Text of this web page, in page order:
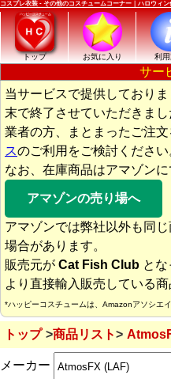
コスプレ衣装 - その他のコスチュームコーナー｜ハロウィ
トップ お気に入り 利
サー
当サービスで提供しており
末で終了させていただきまし
業者の方、まとまったご注文
スのご利用をご検討ください
なお、在庫商品はアマゾン
アマゾンの売り場へ
アマゾンでは弊社以外も同
場合があります。
販売元が Cat Fish Club と
より直接輸入販売している商
*ハッピーコスチュームは、Amazonアソシエ
トップ 商品リスト
メーカー